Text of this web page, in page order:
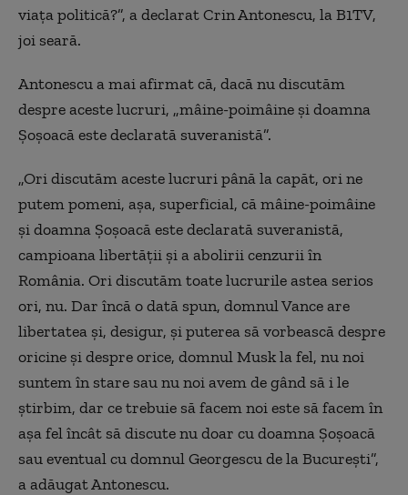
viaţa politică?”, a declarat Crin Antonescu, la B1TV,
joi seară.
Antonescu a mai afirmat că, dacă nu discutăm
despre aceste lucruri, „mâine-poimâine şi doamna
Şoşoacă este declarată suveranistă”.
„Ori discutăm aceste lucruri până la capăt, ori ne
putem pomeni, aşa, superficial, că mâine-poimâine
şi doamna Şoşoacă este declarată suveranistă,
campioana libertăţii şi a abolirii cenzurii în
România. Ori discutăm toate lucrurile astea serios
ori, nu. Dar încă o dată spun, domnul Vance are
libertatea şi, desigur, şi puterea să vorbească despre
oricine şi despre orice, domnul Musk la fel, nu noi
suntem în stare sau nu noi avem de gând să i le
ştirbim, dar ce trebuie să facem noi este să facem în
aşa fel încât să discute nu doar cu doamna Şoşoacă
sau eventual cu domnul Georgescu de la Bucureşti”,
a adăugat Antonescu.